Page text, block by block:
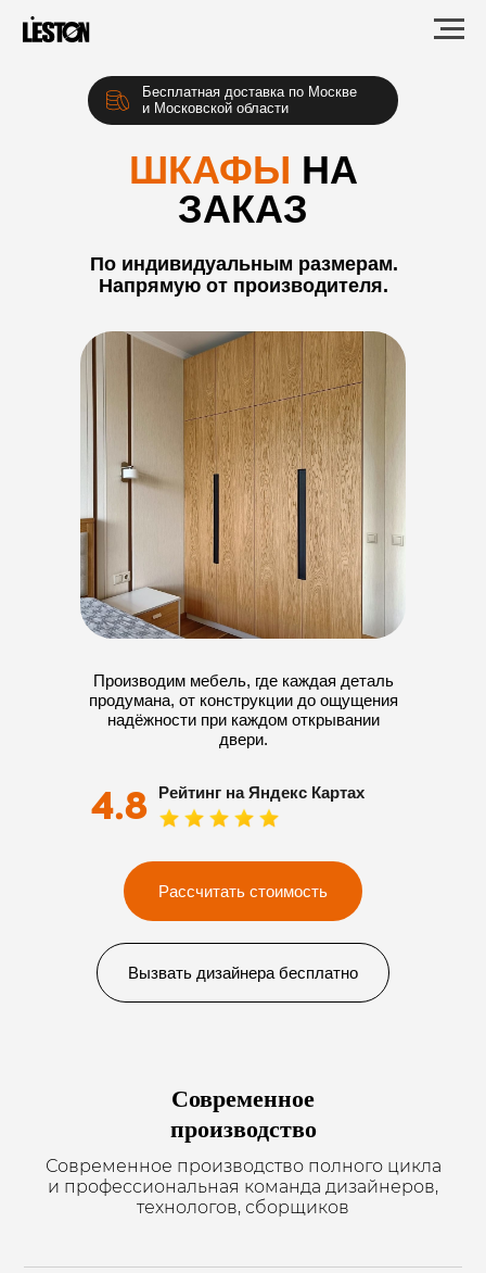
ШКАФЫ НА
ЗАКАЗ
4.8
По индивидуальным размерам.
Напрямую от производителя.
Бесплатная доставка по Москве
и Московской области
Производим мебель, где каждая деталь
продумана, от конструкции до ощущения
надёжности при каждом открывании
двери.
Рейтинг на Яндекс Картах
Вызвать дизайнера бесплатно
Рассчитать стоимость
Современное
производство
Современное производство полного цикла
и профессиональная команда дизайнеров,
технологов, сборщиков